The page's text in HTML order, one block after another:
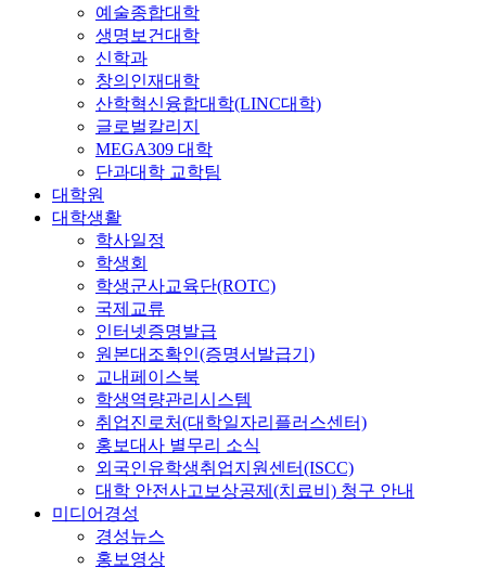
예술종합대학
생명보건대학
신학과
창의인재대학
산학혁신융합대학(LINC대학)
글로벌칼리지
MEGA309 대학
단과대학 교학팀
대학원
대학생활
학사일정
학생회
학생군사교육단(ROTC)
국제교류
인터넷증명발급
원본대조확인(증명서발급기)
교내페이스북
학생역량관리시스템
취업진로처(대학일자리플러스센터)
홍보대사 별무리 소식
외국인유학생취업지원센터(ISCC)
대학 안전사고보상공제(치료비) 청구 안내
미디어경성
경성뉴스
홍보영상